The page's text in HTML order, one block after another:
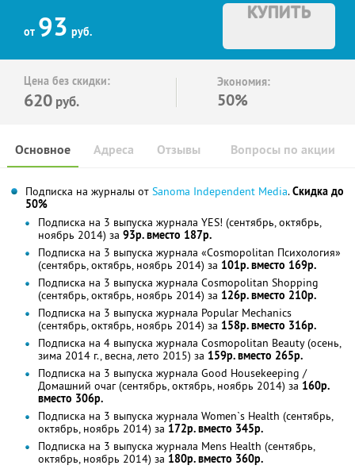
от 93 руб.
КУПИТЬ
Цена без скидки:
620 руб.
Экономия:
50%
Основное Отзывы Вопросы по акции
Адреса
Подписка на журналы от Sanoma Independent Media.Скидка до
50%
Подписка на 3 выпуска журнала YES! (сентябрь, октябрь,
ноябрь 2014) за 93р. вместо 187р.
Подписка на 3 выпуска журнала «Cosmopolitan Психология»
(сентябрь, октябрь, ноябрь 2014) за 101р. вместо 169р.
Подписка на 3 выпуска журнала Cosmopolitan Shopping
(сентябрь, октябрь, ноябрь 2014) за 126р. вместо 210р.
Подписка на 3 выпуска журнала Popular Mechanics
(сентябрь, октябрь, ноябрь 2014) за 158р. вместо 316р.
Подписка на 4 выпуска журнала Cosmopolitan Beauty (осень,
зима 2014 г., весна, лето 2015) за 159р. вместо 265р.
Подписка на 3 выпуска журнала Good Housekeeping /
Домашний очаг (сентябрь, октябрь, ноябрь 2014) за 160р.
вместо 306р.
Подписка на 3 выпуска журнала Women`s Health (сентябрь,
октябрь, ноябрь 2014) за 172р. вместо 345р.
Подписка на 3 выпуска журнала Mens Health (сентябрь,
октябрь, ноябрь 2014) за 180р. вместо 360р.